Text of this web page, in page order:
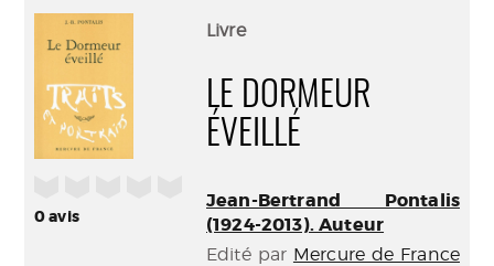
0avis
Livre
LE DORMEUR
ÉVEILLÉ
Jean-Bertrand Pontalis
(1924-2013). Auteur
Edité par Mercure de France